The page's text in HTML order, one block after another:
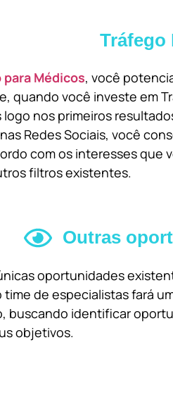
Tráfego
para Médicos, você
quando você investe em
nos primeiros
Redes Sociais, você
com os interesses que
filtros existentes.
Outras
oportunidades
de especialistas fará
buscando identificar
objetivos.